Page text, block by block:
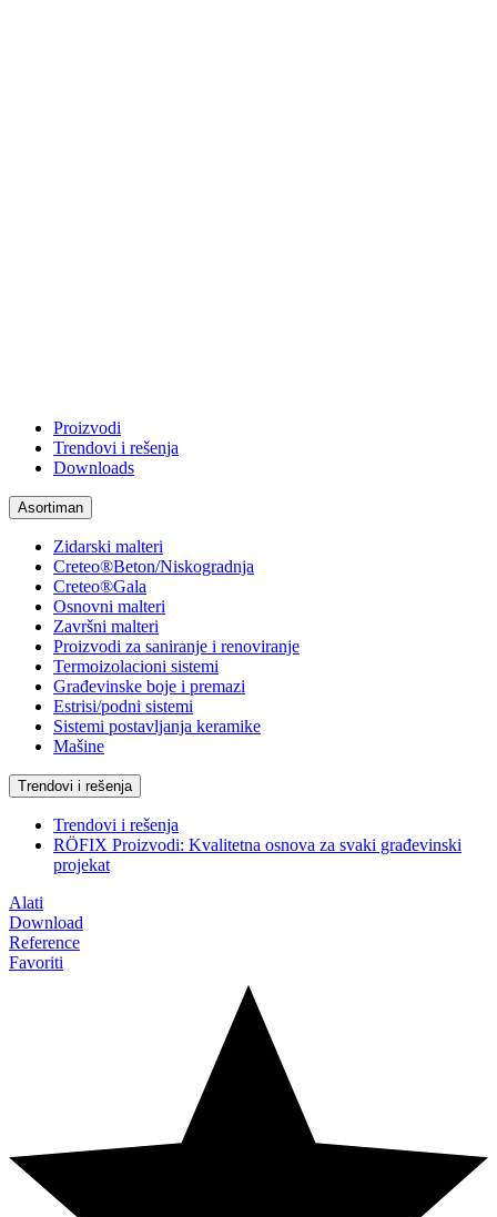
Proizvodi
Trendovi i rešenja
Downloads
Asortiman
Zidarski malteri
Creteo®Beton/Niskogradnja
Creteo®Gala
Osnovni malteri
Završni malteri
Proizvodi za saniranje i renoviranje
Termoizolacioni sistemi
Građevinske boje i premazi
Estrisi/podni sistemi
Sistemi postavljanja keramike
Mašine
Trendovi i rešenja
Trendovi i rešenja
RÖFIX Proizvodi: Kvalitetna osnova za svaki građevinski
projekat
Alati
Download
Reference
Favoriti